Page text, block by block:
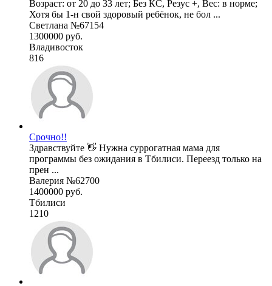
Возраст: от 20 до 33 лет; Без КС, Резус +, Вес: в норме;
Хотя бы 1-н свой здоровый ребёнок, не бол ...
Светлана №67154
1300000 руб.
Владивосток
816
Срочно!!
Здравствуйте 👋 Нужна суррогатная мама для
программы без ожидания в Тбилиси. Переезд только на
прен ...
Валерия №62700
1400000 руб.
Тбилиси
1210